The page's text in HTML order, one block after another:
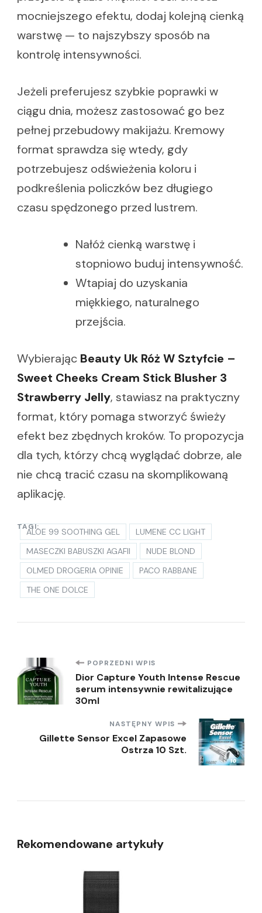
mocniejszego efektu, dodaj kolejną cienką
warstwę — to najszybszy sposób na
kontrolę intensywności.
Jeżeli preferujesz szybkie poprawki w
ciągu dnia, możesz zastosować go bez
pełnej przebudowy makijażu. Kremowy
format sprawdza się wtedy, gdy
potrzebujesz odświeżenia koloru i
podkreślenia policzków bez długiego
czasu spędzonego przed lustrem.
Nałóż cienką warstwę i
stopniowo buduj intensywność.
Wtapiaj do uzyskania
miękkiego, naturalnego
przejścia.
Wybierając Beauty Uk Róż W Sztyfcie –
Sweet Cheeks Cream Stick Blusher 3
Strawberry Jelly, stawiasz na praktyczny
format, który pomaga stworzyć świeży
efekt bez zbędnych kroków. To propozycja
dla tych, którzy chcą wyglądać dobrze, ale
nie chcą tracić czasu na skomplikowaną
aplikację.
TAGI:
ALOE 99 SOOTHING GEL
LUMENE CC LIGHT
MASECZKI BABUSZKI AGAFII
NUDE BLOND
OLMED DROGERIA OPINIE
PACO RABBANE
THE ONE DOLCE
Nawigacja
wpisu
POPRZEDNI WPIS
Dior Capture Youth Intense Rescue
serum intensywnie rewitalizujące
30ml
NASTĘPNY WPIS
Gillette Sensor Excel Zapasowe
Ostrza 10 Szt.
Rekomendowane artykuły